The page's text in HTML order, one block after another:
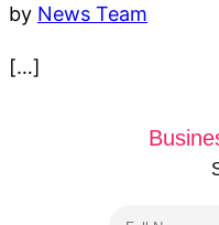
by News Team
[…]